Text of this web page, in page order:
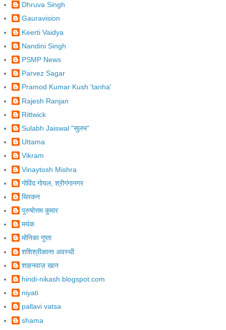
Dhruva Singh
Gauravision
Keerti Vaidya
Nandini Singh
PSMP News
Parvez Sagar
Pramod Kumar Kush 'tanha'
Rajesh Ranjan
Rittwick
Sulabh Jaiswal "सुलभ"
Uttama
Vikram
Vinaytosh Mishra
गोविंद गोयल, श्रीगंगानगर
थिरकन
पुरुषोत्तम कुमार
मयंक
मोनिका गुप्ता
शशिश्रीकान्‍त अवस्‍थी
शाहनवाज़ खान
hindi-nikash.blogspot.com
niyati
pallavi vatsa
shama